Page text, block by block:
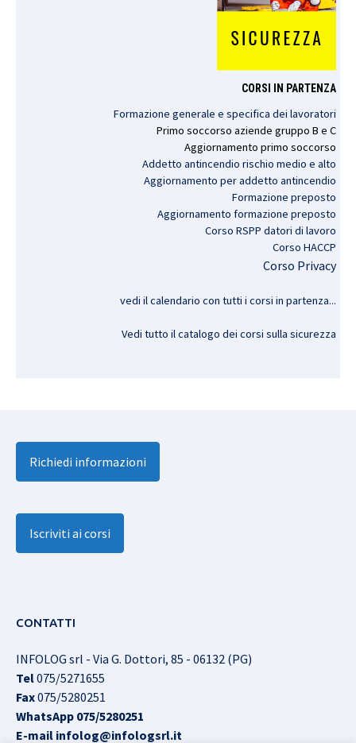
CORSI IN PARTENZA
Formazione generale e specifica dei lavoratori
Primo soccorso aziende gruppo B e C
Aggiornamento primo soccorso
Addetto antincendio rischio medio e alto
Aggiornamento per addetto antincendio
Formazione preposto
Aggiornamento formazione preposto
Corso RSPP datori di lavoro
Corso HACCP
Corso Privacy
vedi il calendario con tutti i corsi in partenza...
Vedi tutto il catalogo dei corsi sulla sicurezza
Richiedi informazioni
Iscriviti ai corsi
CONTATTI
INFOLOG srl - Via G. Dottori, 85 - 06132 (PG)
Tel075/5271655
Fax075/5280251
WhatsApp 075/5280251
E-mail infolog@infologsrl.it